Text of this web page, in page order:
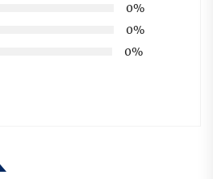
0%
0%
0%